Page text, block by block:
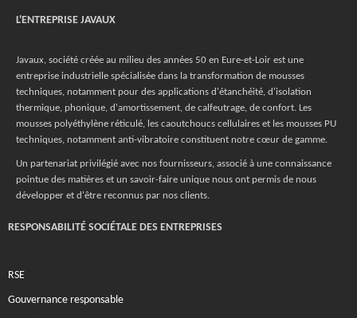
L'ENTREPRISE JAVAUX
Javaux, société créée au milieu des années 50 en Eure-et-Loir est une
entreprise industrielle spécialisée dans la transformation de mousses
techniques, notamment pour des applications d'étanchéité, d'isolation
thermique, phonique, d'amortissement, de calfeutrage, de confort. Les
mousses polyéthylène réticulé, les caoutchoucs cellulaires et les mousses PU
techniques, notamment anti-vibratoire constituent notre cœur de gamme.
Un partenariat privilégié avec nos fournisseurs, associé à une connaissance
pointue des matières et un savoir-faire unique nous ont permis de nous
développer et d'être reconnus par nos clients.
RESPONSABILITÉ SOCIÉTALE DES ENTREPRISES
RSE
Gouvernance responsable